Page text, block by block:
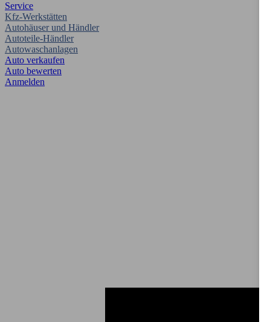
Service
Kfz-Werkstätten
Autohäuser und Händler
Autoteile-Händler
Autowaschanlagen
Auto verkaufen
Auto bewerten
Anmelden